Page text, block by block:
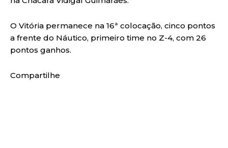
O Vitória permanece na 16ª colocação, cinco pontos
a frente do Náutico, primeiro time no Z-4, com 26
pontos ganhos.
Compartilhe